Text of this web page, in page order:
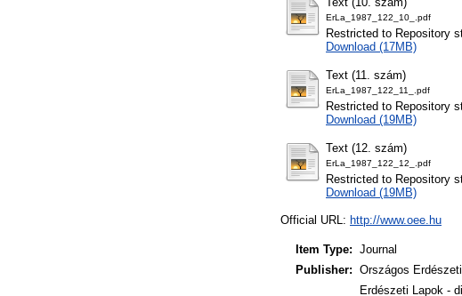
ErLa_1987_122_10_.pdf
Restricted to Repository
Download (17MB)
Text (11. szám)
ErLa_1987_122_11_.pdf
Restricted to Repository
Download (19MB)
Text (12. szám)
ErLa_1987_122_12_.pdf
Restricted to Repository
Download (19MB)
Official URL: http://www.oee.hu
Item Type: Journal
Publisher: Országos
Erdészeti Lapok -